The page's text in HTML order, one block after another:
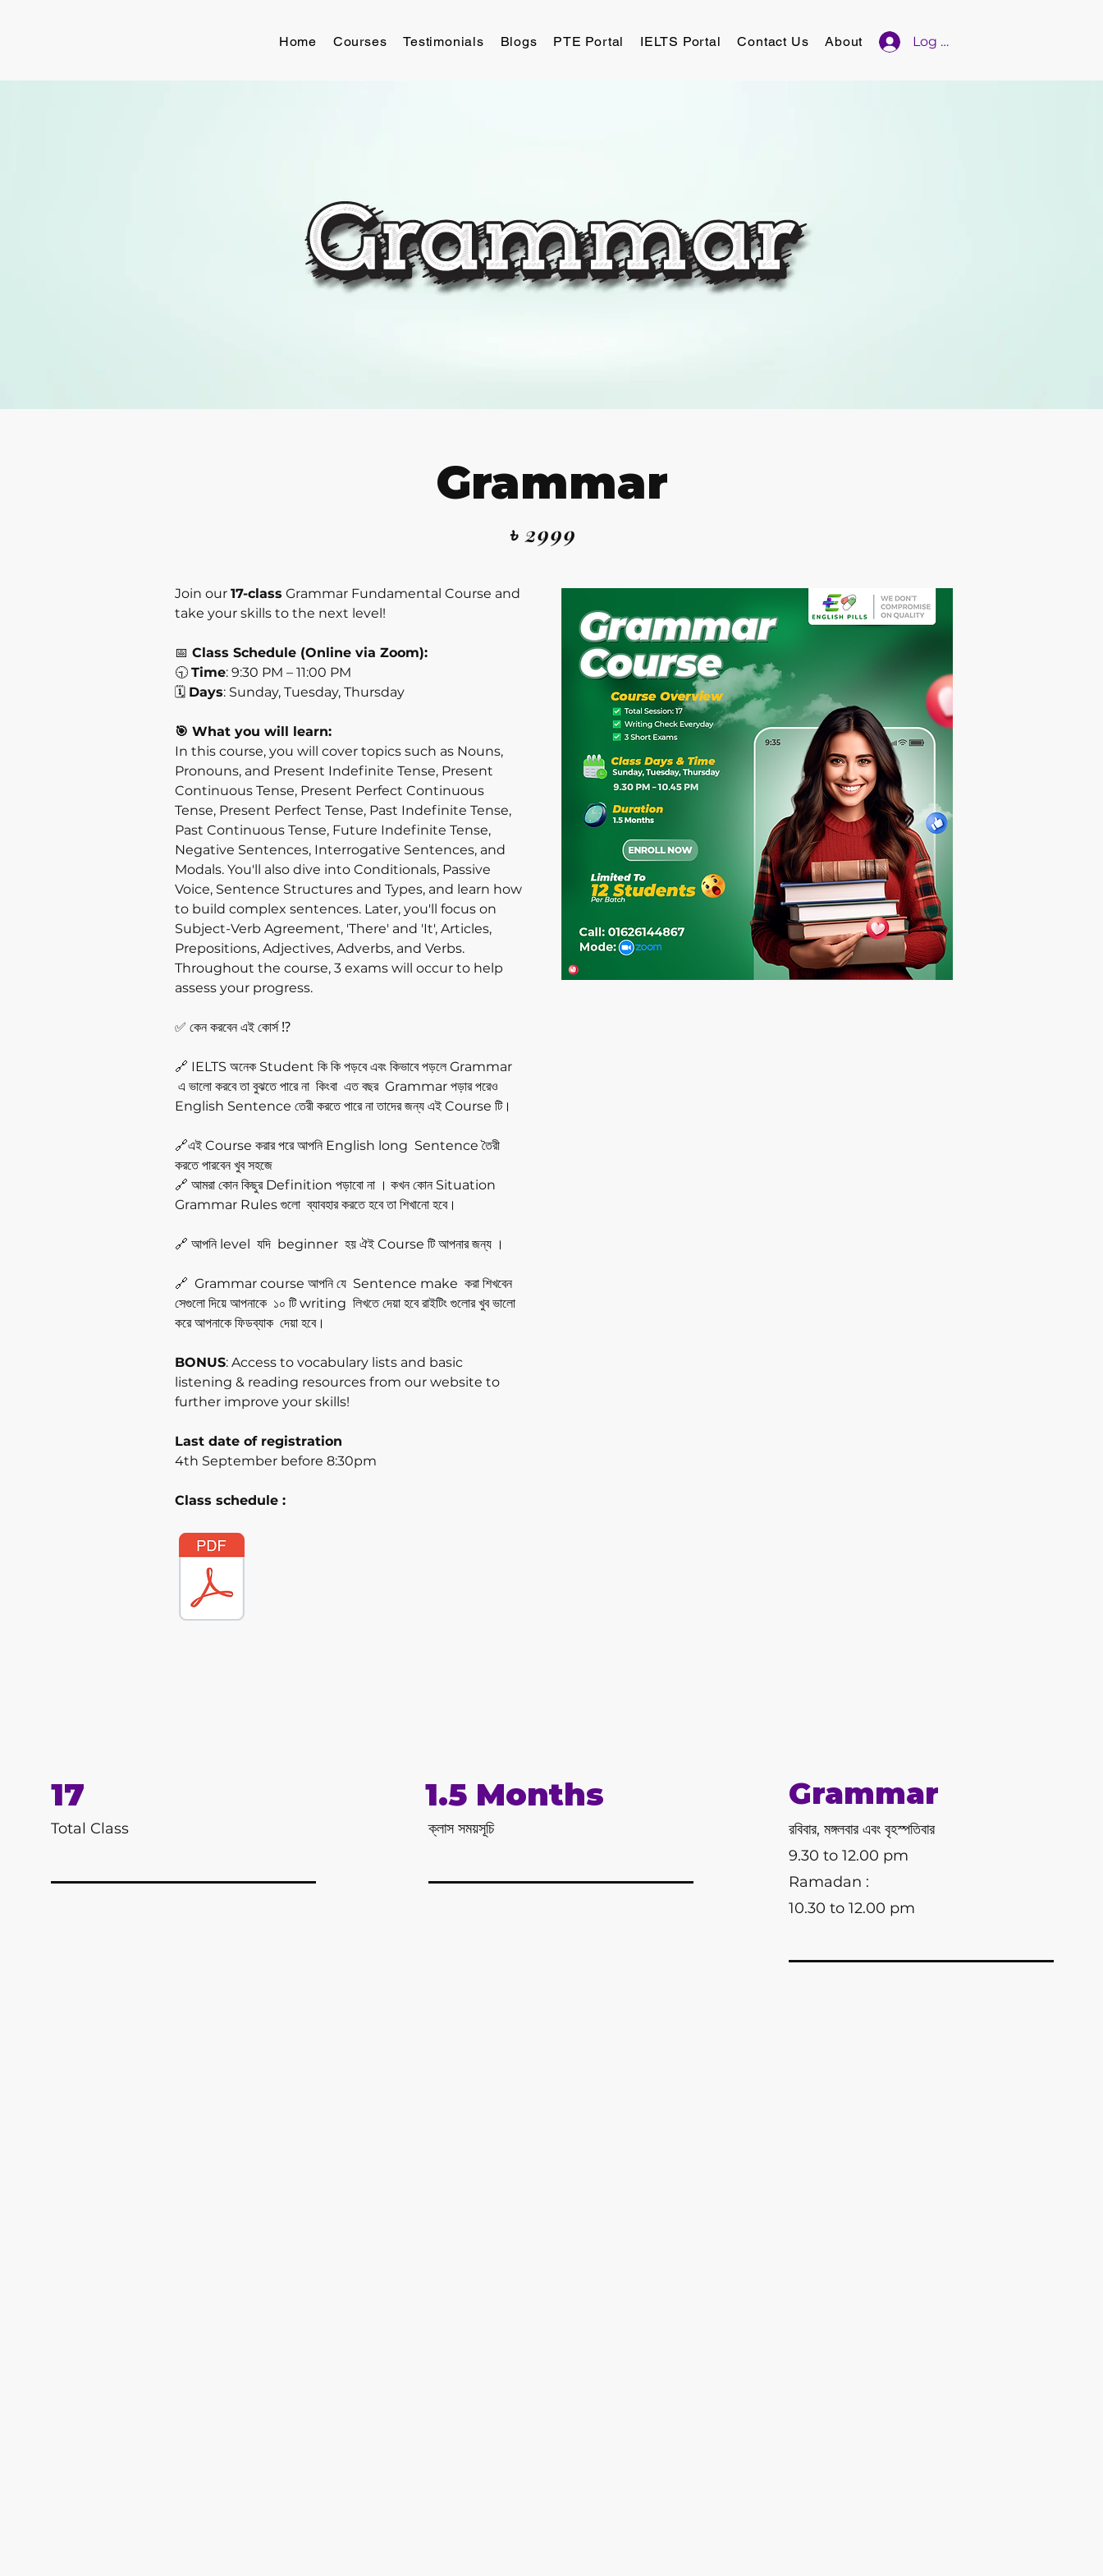
Home Courses Testimonials Blogs PTE Portal IELTS Portal Contact Us About Log In
Grammar
৳ 2999
Join our 17-class Grammar Fundamental Course and
take your skills to the next level!
📅 Class Schedule (Online via Zoom):
🕤 Time: 9:30 PM – 11:00 PM
🗓️ Days: Sunday, Tuesday, Thursday
🎯 What you will learn:
In this course, you will cover topics such as Nouns,
Pronouns, and Present Indefinite Tense, Present
Continuous Tense, Present Perfect Continuous
Tense, Present Perfect Tense, Past Indefinite Tense,
Past Continuous Tense, Future Indefinite Tense,
Negative Sentences, Interrogative Sentences, and
Modals. You'll also dive into Conditionals, Passive
Voice, Sentence Structures and Types, and learn how
to build complex sentences. Later, you'll focus on
Subject-Verb Agreement, 'There' and 'It', Articles,
Prepositions, Adjectives, Adverbs, and Verbs.
Throughout the course, 3 exams will occur to help
assess your progress.
✅ কেন করবেন এই কোর্স ⁉️
🔗 IELTS অনেক Student কি কি পড়বে এবং কিভাবে পড়লে Grammar
এ ভালো করবে তা বুঝতে পারে না কিংবা এত বছর Grammar পড়ার পরেও
English Sentence তেরী করতে পারে না তাদের জন্য এই Course টি।
🔗এই Course করার পরে আপনি English long Sentence তৈরী
করতে পারবেন খুব সহজে
🔗 আমরা কোন কিছুর Definition পড়াবো না । কখন কোন Situation
Grammar Rules গুলো ব্যাবহার করতে হবে তা শিখানো হবে।
🔗 আপনি level যদি beginner হয় ঐই Course টি আপনার জন্য ।
🔗 Grammar course আপনি যে Sentence make করা শিখবেন
সেগুলো দিয়ে আপনাকে ১০ টি writing লিখতে দেয়া হবে রাইটিং গুলোর খুব ভালো
করে আপনাকে ফিডব্যাক দেয়া হবে।
BONUS: Access to vocabulary lists and basic
listening & reading resources from our website to
further improve your skills!
Last date of registration
4th September before 8:30pm
Class schedule :
17
Total Class
1.5 Months
ক্লাস সময়সূচি
Grammar
রবিবার, মঙ্গলবার এবং বৃহস্পতিবার
9.30 to 12.00 pm
Ramadan :
10.30 to 12.00 pm